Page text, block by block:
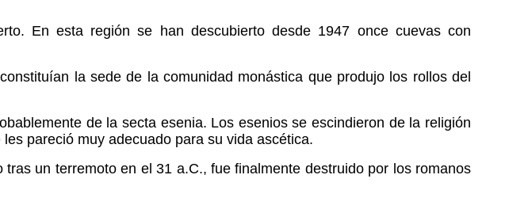
En esta región se han descubierto desde 1947 once cuevas con
la sede de la comunidad monástica que produjo los rollos del
de la secta esenia. Los esenios se escindieron de la religión
pareció muy adecuado para su vida ascética.
un terremoto en el 31 a.C., fue finalmente destruido por los romanos